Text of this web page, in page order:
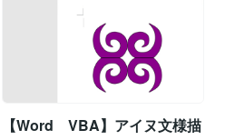
【Word VBA】アイヌ文様描